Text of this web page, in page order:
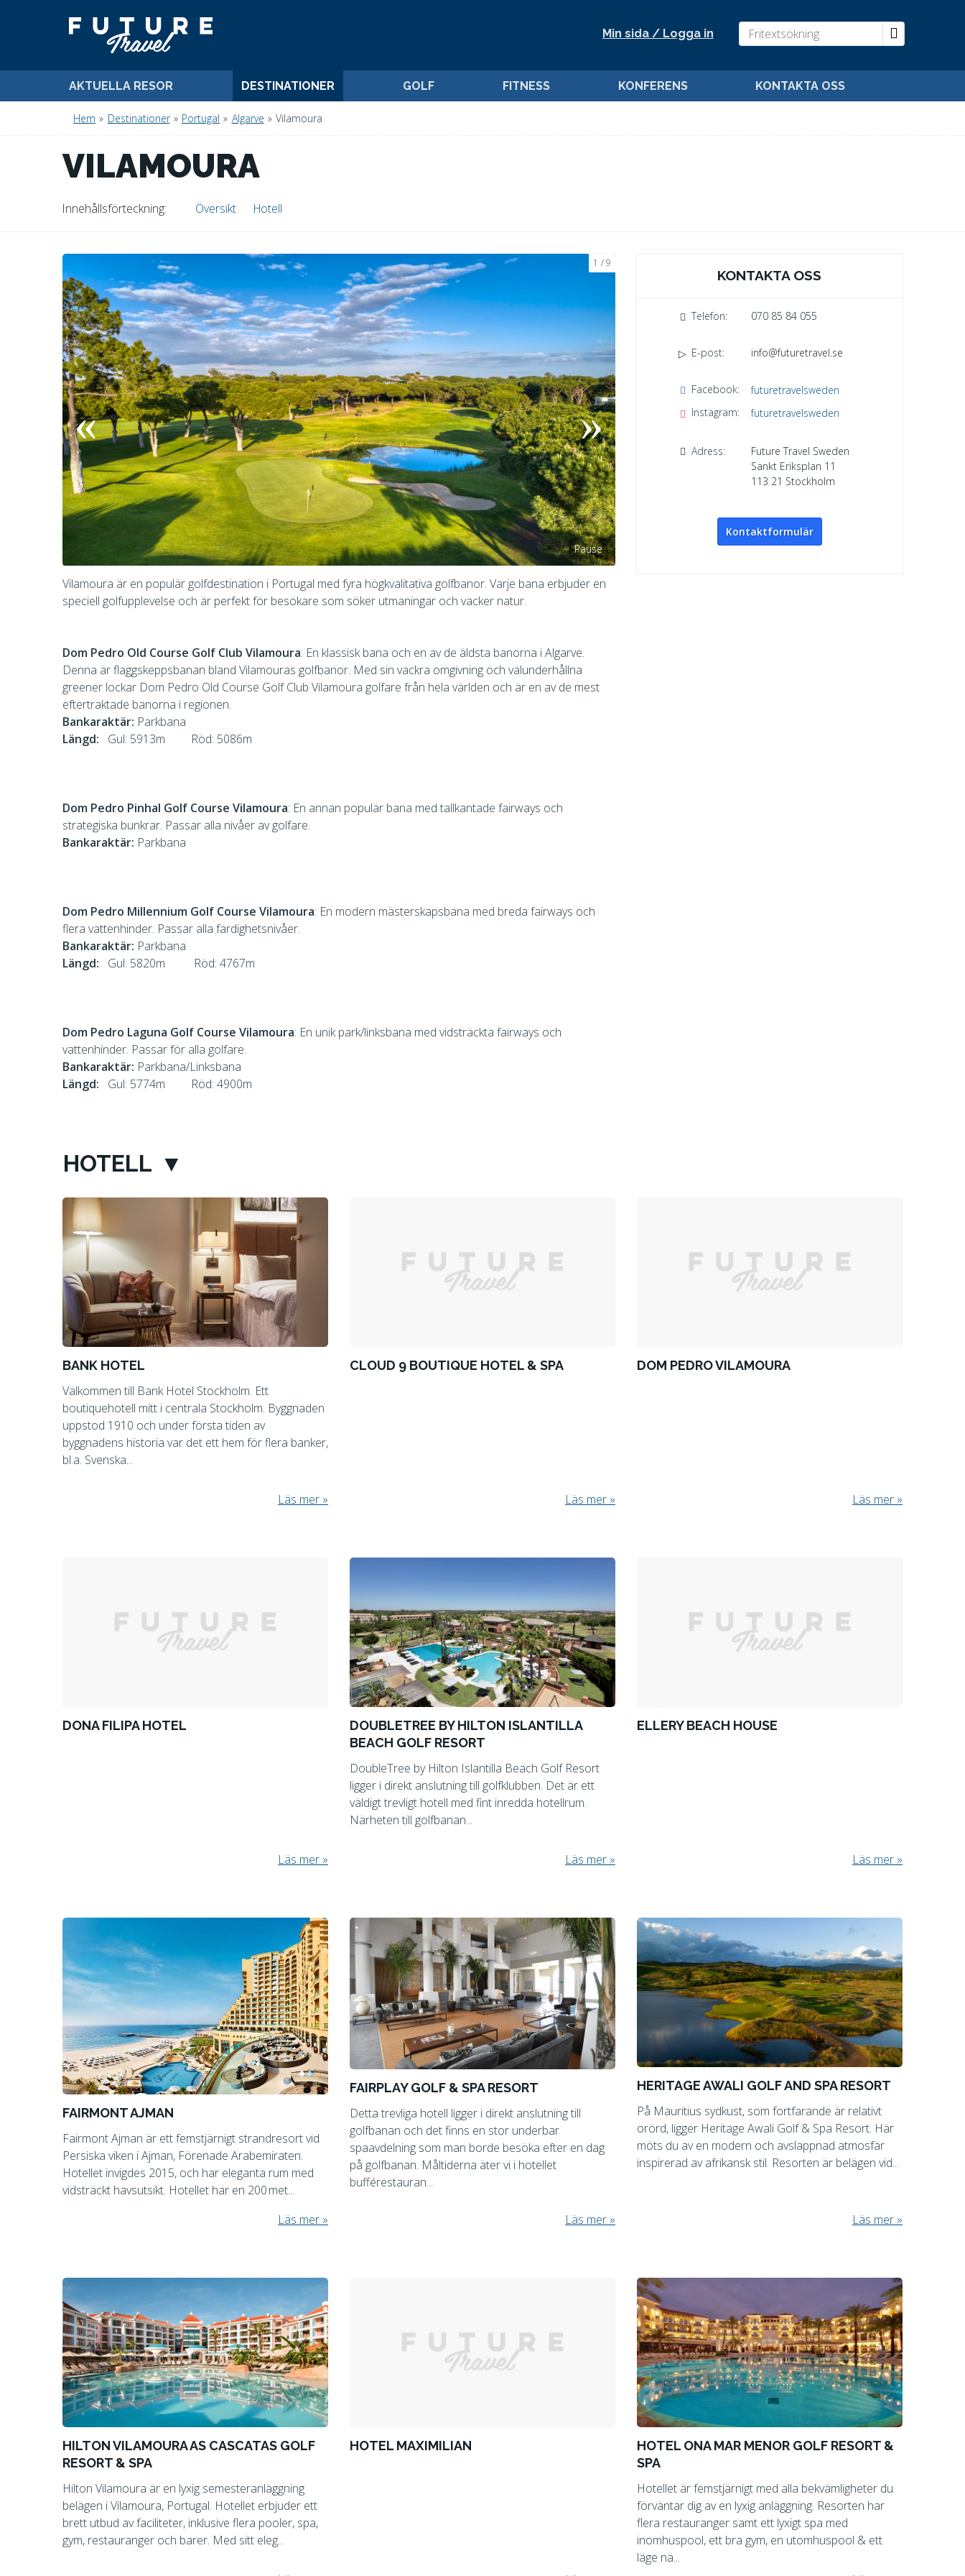
Min sida / Logga in
AKTUELLA RESOR DESTINATIONER GOLF FITNESS KONFERENS KONTAKTA OSS
Hem » Destinationer » Portugal » Algarve » Vilamoura
VILAMOURA
Innehållsförteckning Översikt Hotell
Pause
1 9
Vilamoura är en populär golfdestination i Portugal med fyra högkvalitativa golfbanor. Varje bana erbjuder en
speciell golfupplevelse och är perfekt för besökare som söker utmaningar och vacker natur.
Dom Pedro Old Course Golf Club Vilamoura: En klassisk bana och en av de äldsta banorna i Algarve.
Denna är flaggskeppsbanan bland Vilamouras golfbanor. Med sin vackra omgivning och välunderhållna
greener lockar Dom Pedro Old Course Golf Club Vilamoura golfare från hela världen och är en av de mest
eftertraktade banorna i regionen.
Bankaraktär: Parkbana
Längd: Gul: 5913m Röd: 5086m
Dom Pedro Pinhal Golf Course Vilamoura: En annan populär bana med tallkantade fairways och
strategiska bunkrar. Passar alla nivåer av golfare.
Bankaraktär: Parkbana
Dom Pedro Millennium Golf Course Vilamoura: En modern mästerskapsbana med breda fairways och
flera vattenhinder. Passar alla färdighetsnivåer.
Bankaraktär: Parkbana
Längd: Gul: 5820m Röd: 4767m
Dom Pedro Laguna Golf Course Vilamoura: En unik park/linksbana med vidsträckta fairways och
vattenhinder. Passar för alla golfare.
Bankaraktär: Parkbana/Linksbana
Längd: Gul: 5774m Röd: 4900m
KONTAKTA OSS
Telefon: 070 85 84 055
E-post: info@futuretravel.se
Facebook:
futuretravelsweden
Instagram:
futuretravelsweden
Adress:
Future Travel Sweden
Sankt Eriksplan 11
113 21 Stockholm
Kontaktformulär
HOTELL
BANK HOTEL
Välkommen till Bank Hotel Stockholm. Ett
boutiquehotell mitt i centrala Stockholm. Byggnaden
uppstod 1910 och under första tiden av
byggnadens historia var det ett hem för flera banker,
bl.a. Svenska...
Läs mer
CLOUD 9 BOUTIQUE HOTEL & SPA
Läs mer
DOM PEDRO VILAMOURA
Läs mer
DONA FILIPA HOTEL
Läs mer
DOUBLETREE BY HILTON ISLANTILLA
BEACH GOLF RESORT
DoubleTree by Hilton Islantilla Beach Golf Resort
ligger i direkt anslutning till golfklubben. Det är ett
väldigt trevligt hotell med fint inredda hotellrum.
Närheten till golfbanan...
Läs mer
ELLERY BEACH HOUSE
Läs mer
FAIRMONT AJMAN
Fairmont Ajman är ett femstjärnigt strandresort vid
Persiska viken i Ajman, Förenade Arabemiraten.
Hotellet invigdes 2015, och har eleganta rum med
vidsträckt havsutsikt. Hotellet har en 200 met...
Läs mer
FAIRPLAY GOLF & SPA RESORT
Detta trevliga hotell ligger i direkt anslutning till
golfbanan och det finns en stor underbar
spaavdelning som man borde besöka efter en dag
på golfbanan. Måltiderna äter vi i hotellet
bufférestauran...
Läs mer
HERITAGE AWALI GOLF AND SPA RESORT
På Mauritius sydkust, som fortfarande är relativt
orörd, ligger Heritage Awali Golf & Spa Resort. Här
möts du av en modern och avslappnad atmosfär
inspirerad av afrikansk stil. Resorten är belägen vid...
Läs mer
HILTON VILAMOURA AS CASCATAS GOLF
RESORT & SPA
Hilton Vilamoura är en lyxig semesteranläggning
belägen i Vilamoura, Portugal. Hotellet erbjuder ett
brett utbud av faciliteter, inklusive flera pooler, spa,
gym, restauranger och barer. Med sitt eleg...
HOTEL MAXIMILIAN
HOTEL ONA MAR MENOR GOLF RESORT &
SPA
Hotellet är femstjärnigt med alla bekvämligheter du
förväntar dig av en lyxig anläggning. Resorten har
flera restauranger samt ett lyxigt spa med
inomhuspool, ett bra gym, en utomhuspool & ett
läge nä...